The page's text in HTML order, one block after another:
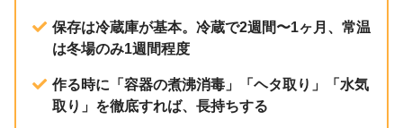
保存は冷蔵庫が基本。冷蔵で2週間〜1ヶ月、常温
は冬場のみ1週間程度
作る時に「容器の煮沸消毒」「ヘタ取り」「水気
取り」を徹底すれば、長持ちする